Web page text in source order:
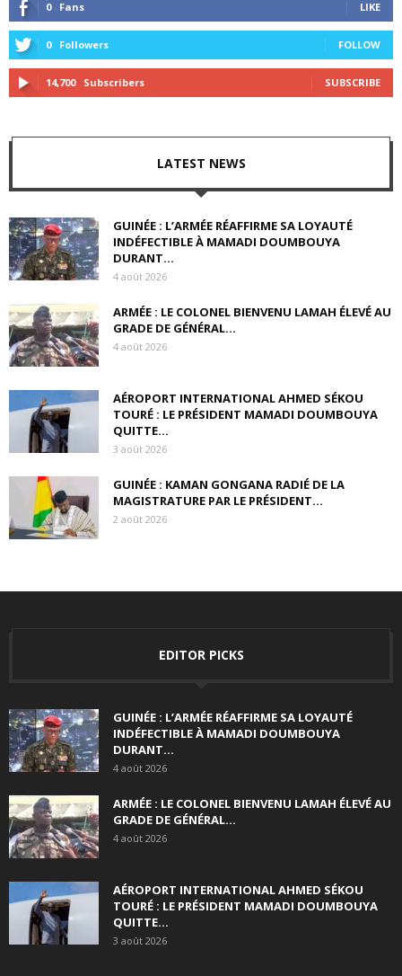
0 Fans LIKE
0 Followers FOLLOW
14,700 Subscribers SUBSCRIBE
LATEST NEWS
GUINÉE : L’ARMÉE RÉAFFIRME SA LOYAUTÉ
INDÉFECTIBLE À MAMADI DOUMBOUYA
DURANT...
4 août 2026
ARMÉE : LE COLONEL BIENVENU LAMAH ÉLEVÉ AU
GRADE DE GÉNÉRAL...
4 août 2026
AÉROPORT INTERNATIONAL AHMED SÉKOU
TOURÉ : LE PRÉSIDENT MAMADI DOUMBOUYA
QUITTE...
3 août 2026
GUINÉE : KAMAN GONGANA RADIÉ DE LA
MAGISTRATURE PAR LE PRÉSIDENT...
2 août 2026
EDITOR PICKS
GUINÉE : L’ARMÉE RÉAFFIRME SA LOYAUTÉ
INDÉFECTIBLE À MAMADI DOUMBOUYA
DURANT...
4 août 2026
ARMÉE : LE COLONEL BIENVENU LAMAH ÉLEVÉ AU
GRADE DE GÉNÉRAL...
4 août 2026
AÉROPORT INTERNATIONAL AHMED SÉKOU
TOURÉ : LE PRÉSIDENT MAMADI DOUMBOUYA
QUITTE...
3 août 2026